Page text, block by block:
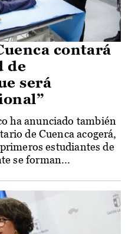
contará
de
será
ha anunciado también
de Cuenca acogerá,
estudiantes de
se forman...